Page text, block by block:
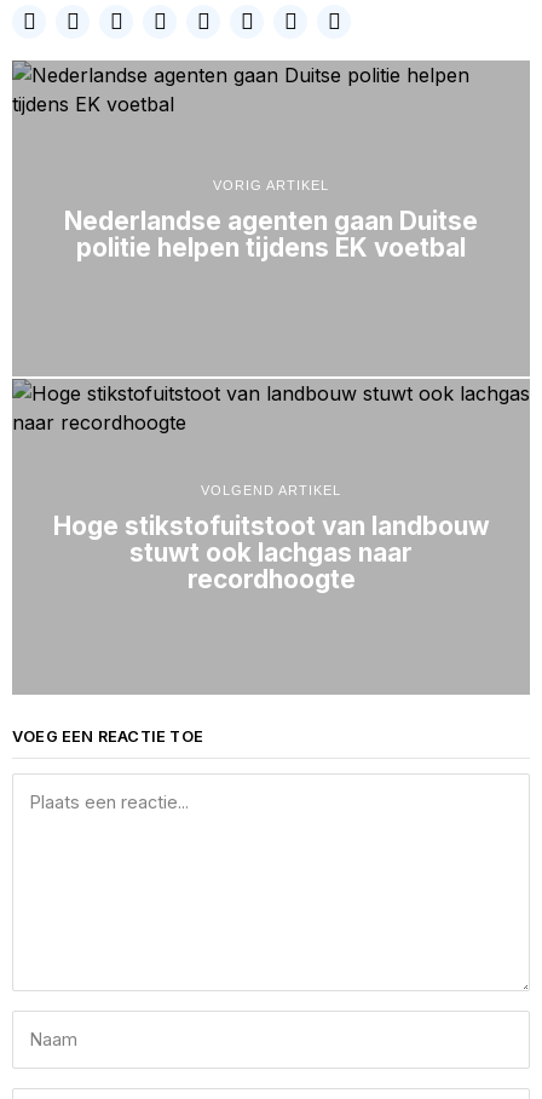
VORIG ARTIKEL
Nederlandse agenten gaan Duitse
politie helpen tijdens EK voetbal
VOLGEND ARTIKEL
Hoge stikstofuitstoot van landbouw
stuwt ook lachgas naar
recordhoogte
VOEG EEN REACTIE TOE